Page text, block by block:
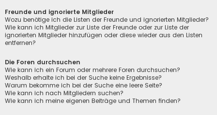
Freunde und ignorierte Mitglieder
Wozu benötige ich die Listen der Freunde und ignorierten Mitglieder?
Wie kann ich Mitglieder zur Liste der Freunde oder zur Liste der
ignorierten Mitglieder hinzufügen oder diese wieder aus den Listen
entfernen?
Die Foren durchsuchen
Wie kann ich ein Forum oder mehrere Foren durchsuchen?
Weshalb erhalte ich bei der Suche keine Ergebnisse?
Warum bekomme ich bei der Suche eine leere Seite?
Wie kann ich nach Mitgliedern suchen?
Wie kann ich meine eigenen Beiträge und Themen finden?